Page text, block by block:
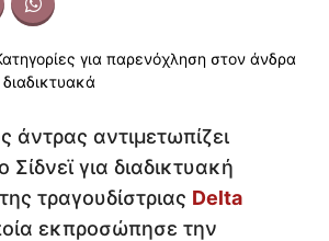
άντρας αντιμετωπίζει
Σίδνεϊ για διαδικτυακή
τραγουδίστριας Delta
εκπροσώπησε την